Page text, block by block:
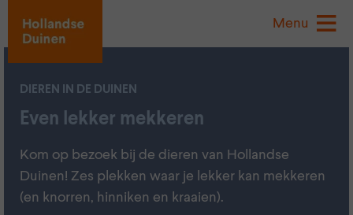
Menu
DIEREN IN DE DUINEN
Even lekker mekkeren
Kom op bezoek bij de dieren van Hollandse
Duinen! Zes plekken waar je lekker kan mekkeren
(en knorren, hinniken en kraaien).